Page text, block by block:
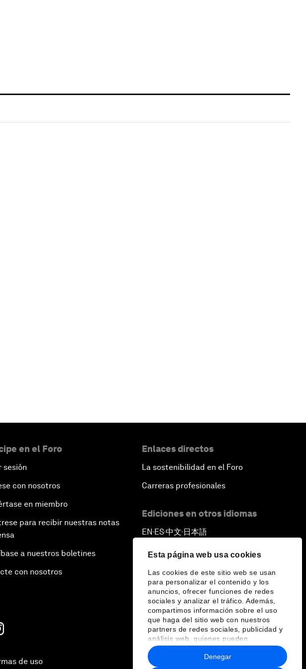
Esta página web usa cookies
Las cookies de este sitio web se usan
para personalizar el contenido y los
anuncios, ofrecer funciones de redes
sociales y analizar el tráfico. Además,
compartimos información sobre el uso
que haga del sitio web con nuestros
partners de redes sociales, publicidad y
análisis web, quienes pueden
combinarla con otra información que les
haya proporcionado o que hayan
recopilado a partir del uso que haya
Denegar
en el Foro
sesión
con nosotros
en miembro
para recibir nuestras notas
a nuestros boletines
con nosotros
Enlaces directos
La sostenibilidad en el Foro
Carreras profesionales
Ediciones en otros idiomas
EN ▪ ES▪中文▪ 日本語
de uso